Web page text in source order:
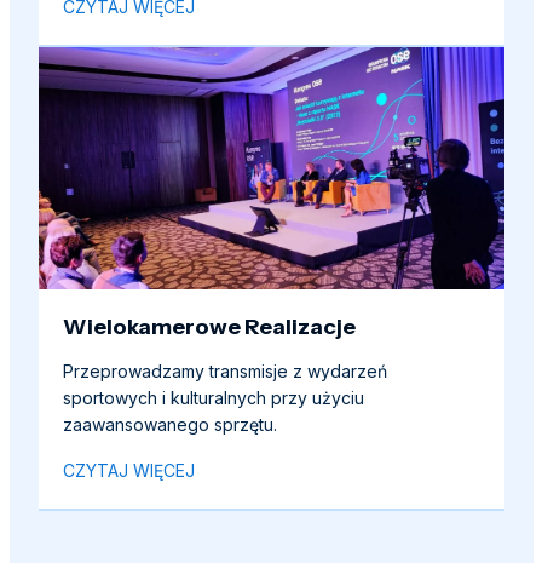
CZYTAJ WIĘCEJ
Wielokamerowe Realizacje
Przeprowadzamy transmisje z wydarzeń
sportowych i kulturalnych przy użyciu
zaawansowanego sprzętu.
CZYTAJ WIĘCEJ